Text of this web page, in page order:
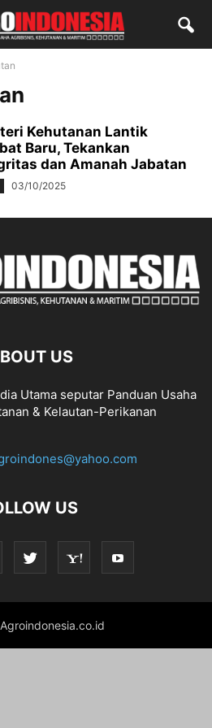
Kehutanan Lantik
Baru, Tekankan
dan Amanah Jabatan
03/10/2025
US
Utama seputar Panduan Usaha
& Kelautan-Perikanan
US